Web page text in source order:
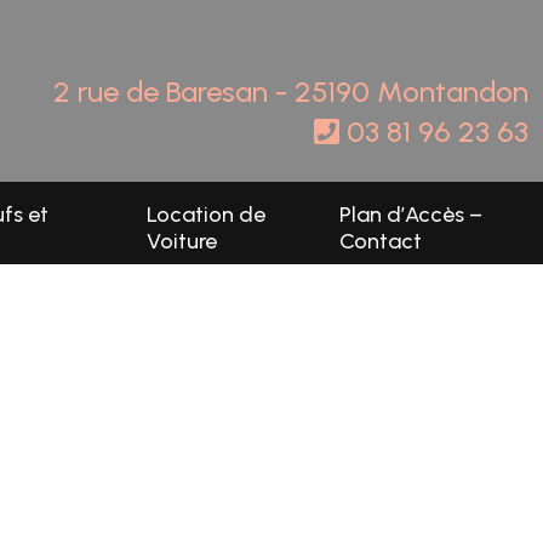
2 rue de Baresan - 25190 Montandon
03 81 96 23 63
et
Location de
Voiture
Plan d’Accès –
Contact